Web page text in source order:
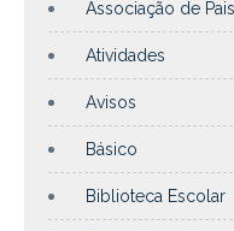
Associação de
Atividades
Avisos
Básico
Biblioteca Escolar